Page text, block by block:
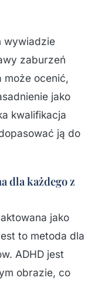
wywiadzie
zaburzeń
może ocenić,
jako
kwalifikacja
ją do
dla każdego z
jako
to metoda dla
ADHD jest
obrazie, co